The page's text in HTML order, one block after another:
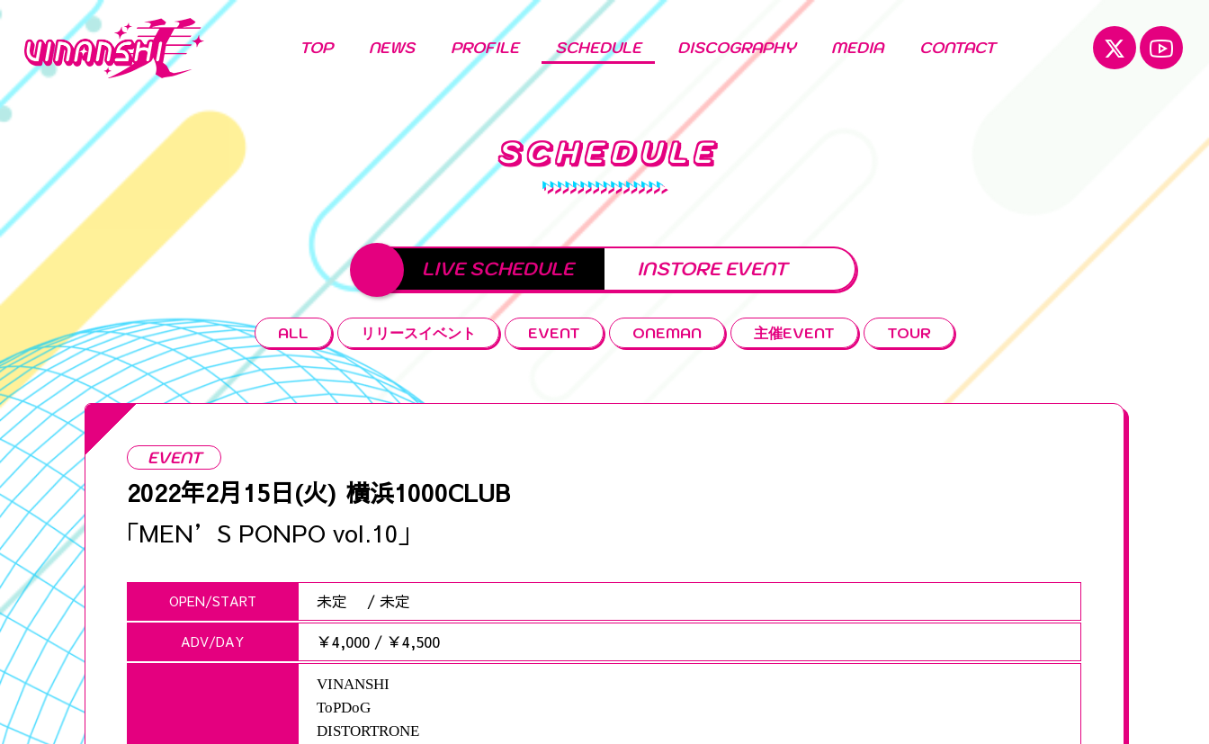
TOP NEWS PROFILE SCHEDULE DISCOGRAPHY MEDIA CONTACT
SCHEDULE
LIVE SCHEDULE INSTORE EVENT
ALL リリースイベント EVENT ONEMAN 主催EVENT TOUR
EVENT
2022年2月15日(火) 横浜1000CLUB
｢MEN’S PONPO vol.10｣
OPEN/START 未定 / 未定
ADV/DAY ￥4,000 / ￥4,500
VINANSHI
ToPDoG
DISTORTRONE